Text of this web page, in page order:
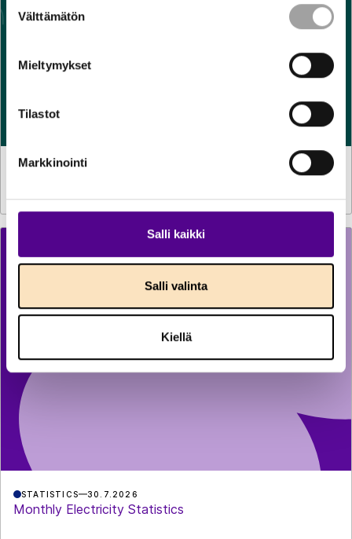
valinta
Välttämätön
Mieltymykset
Tilastot
Markkinointi
Salli kaikki
Salli valinta
Kiellä
RECOMMENDATIONS AND INSTRUCTIONS
STATISTICS 30.7.2026
Monthly Electricity Statistics